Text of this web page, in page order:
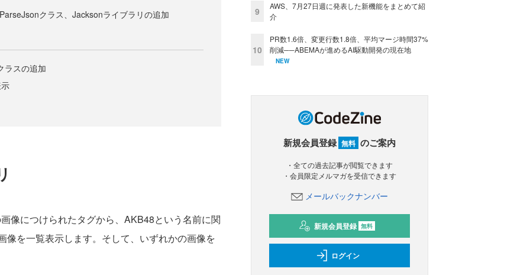
クラス、Jacksonライブラリの追加
ラスの追加
につけられたタグから、AKB48という名前に関
像を一覧表示します。そして、いずれかの画像を
9
AWS、7月27日週に発表した新機能をまとめて紹
介
10
PR数1.6倍、変更行数1.8倍、平均マージ時間37%
削減──ABEMAが進めるAI駆動開発の現在地
NEW
新規会員登録 無料 のご案内
・全ての過去記事が閲覧できます
・会員限定メルマガを受信できます
メールバックナンバー
新規会員登録 無料
ログイン